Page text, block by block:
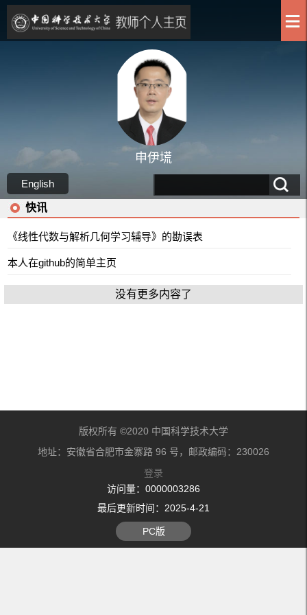
申伊塃
English
快讯
《线性代数与解析几何学习辅导》的勘误表
本人在github的简单主页
没有更多内容了
版权所有 ©2020 中国科学技术大学
地址：安徽省合肥市金寨路 96 号，邮政编码：230026
登录
访问量： 0000003286
最后更新时间： 2025-4-21
PC版